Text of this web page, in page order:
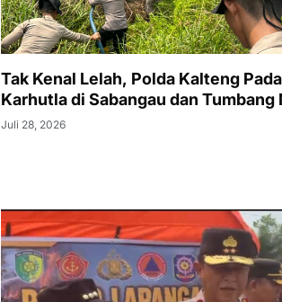
Tak Kenal Lelah, Polda Kalteng
Karhutla di Sabangau dan Tumbang
Juli 28, 2026